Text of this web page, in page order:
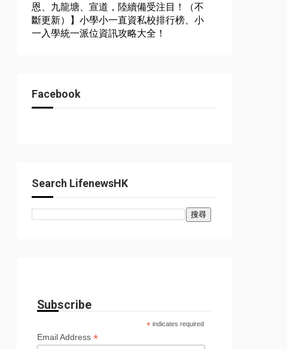
恩、九龍塘、宣道，陸續備受注目！（不
斷更新）】小學小一直資私校排行榜、小
一入學統一派位資訊攻略大全！
Facebook
Search LifenewsHK
Subscribe
* indicates required
Email Address *